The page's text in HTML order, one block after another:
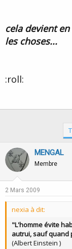
cela devient
les choses...
:roll:
MENGAL
Membre
2 Mars 2009
nexia à dit:
"L'homme évite
autrui, sauf quand
(Albert Einstein )